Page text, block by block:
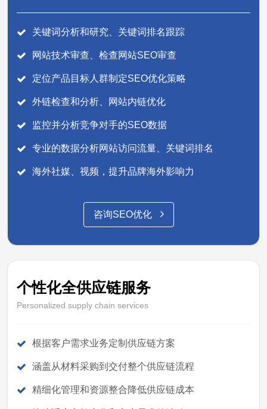
关键词分析和研究、关键词排名跟踪
网站技术审查、检查网站SEO审查
定位产品目标人群制定SEO优化策略
外链检查和分析、网站内链优化
监控并分析竞争对手的SEO数据
专业的数据分析网站访问流量、关键词排名
海外社媒、视频，提升品牌海外影响力
咨询SEO优化
个性化全供应链服务
Personalized supply chain services
根据客户需求业务定制供应链方案
涵盖从材料采购到交付整个供应链流程
精细化管理和资源整合降低供应链成本